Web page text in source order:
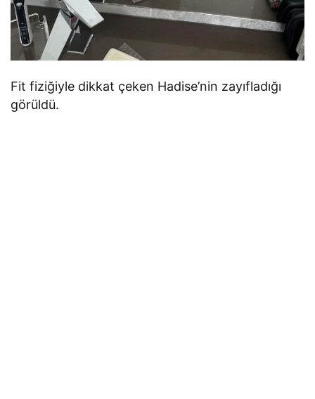
Fit fiziğiyle dikkat çeken Hadise’nin zayıfladığı
görüldü.